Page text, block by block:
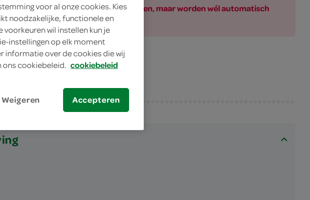
zijn niet zichtbaar bij de producten, maar worden wél automatisch
voor al onze cookies. Kies
noodzakelijke, functionele en
wil instellen kun je
instellingen op elk moment
informatie over de cookies die wij
ons cookiebeleid. cookiebeleid
Weigeren Accepteren